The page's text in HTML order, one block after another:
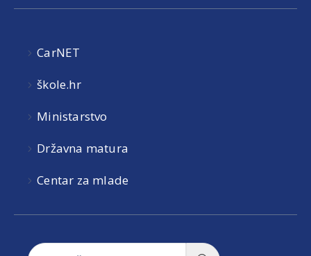
CarNET
škole.hr
Ministarstvo
Državna matura
Centar za mlade